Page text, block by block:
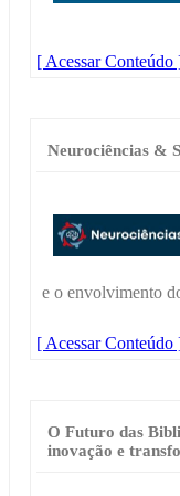
[ Acessar Conteúdo
Neurociências &
e o envolvimento
[ Acessar Conteúdo
O Futuro das
inovação e